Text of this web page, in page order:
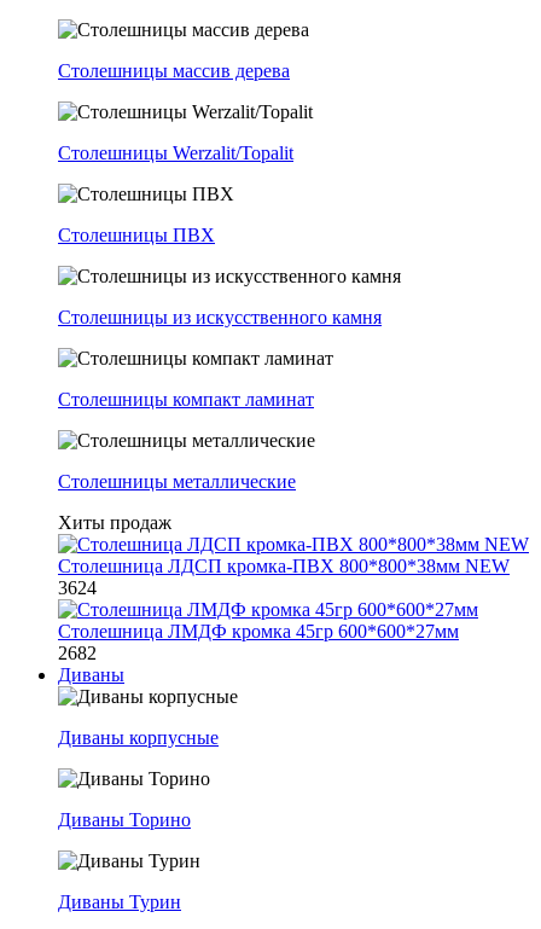
Столешницы массив дерева
Столешницы Werzalit/Topalit
Столешницы ПВХ
Столешницы из искусственного камня
Столешницы компакт ламинат
Столешницы металлические
Хиты продаж
Столешница ЛДСП кромка-ПВХ 800*800*38мм NEW
3624
Столешница ЛМДФ кромка 45гр 600*600*27мм
2682
Диваны
Диваны корпусные
Диваны Торино
Диваны Турин